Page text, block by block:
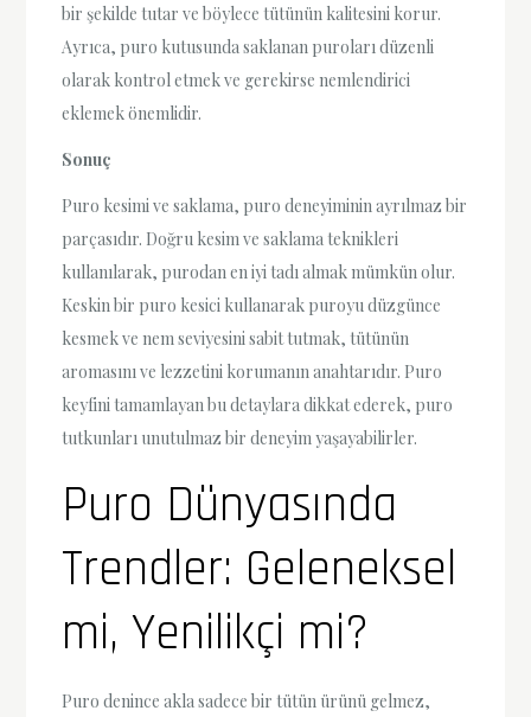
bir şekilde tutar ve böylece tütünün kalitesini korur.
Ayrıca, puro kutusunda saklanan puroları düzenli
olarak kontrol etmek ve gerekirse nemlendirici
eklemek önemlidir.
Sonuç
Puro kesimi ve saklama, puro deneyiminin ayrılmaz bir
parçasıdır. Doğru kesim ve saklama teknikleri
kullanılarak, purodan en iyi tadı almak mümkün olur.
Keskin bir puro kesici kullanarak puroyu düzgünce
kesmek ve nem seviyesini sabit tutmak, tütünün
aromasını ve lezzetini korumanın anahtarıdır. Puro
keyfini tamamlayan bu detaylara dikkat ederek, puro
tutkunları unutulmaz bir deneyim yaşayabilirler.
Puro Dünyasında
Trendler: Geleneksel
mi, Yenilikçi mi?
Puro denince akla sadece bir tütün ürünü gelmez,